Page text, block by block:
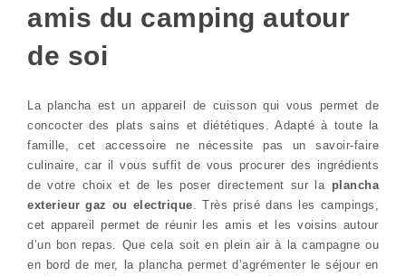
amis du camping autour
de soi
La plancha est un appareil de cuisson qui vous permet de
concocter des plats sains et diététiques. Adapté à toute la
famille, cet accessoire ne nécessite pas un savoir-faire
culinaire, car il vous suffit de vous procurer des ingrédients
de votre choix et de les poser directement sur la plancha
exterieur gaz ou electrique . Très prisé dans les campings,
cet appareil permet de réunir les amis et les voisins autour
d’un bon repas. Que cela soit en plein air à la campagne ou
en bord de mer, la plancha permet d’agrémenter le séjour en